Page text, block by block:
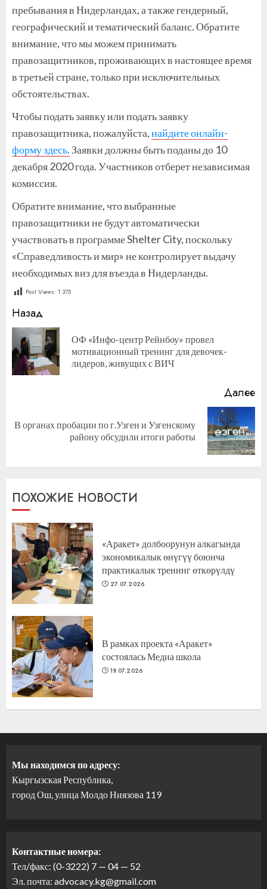
пребывания в Нидерландах, а также гендерный,
географический и тематический баланс. Обратите
внимание, что мы можем принимать
правозащитников, проживающих в настоящее время
в третьей стране, только при исключительных
обстоятельствах.
Чтобы подать заявку или подать заявку
правозащитника, пожалуйста,найдите онлайн-
форму здесь. Заявки должны быть поданы до 10
декабря 2020 года. Участников отберет независимая
комиссия.
Обратите внимание, что выбранные
правозащитники не будут автоматически
участвовать в программе Shelter City, поскольку
«Справедливость и мир» не контролирует выдачу
необходимых виз для въезда в Нидерланды.
Post Views: 1 375
Продолжить
чтение
Назад
ОФ «Инфо-центр Рейнбоу» провел
мотивационный тренинг для девочек-
лидеров, живущих с ВИЧ
Далее
Следующая
В органах пробации по г.Узген и Узгенскому
району обсудили итоги работы
ПОХОЖИЕ НОВОСТИ
«Аракет» долбоорунун алкагында
экономикалык өнүгүү боюнча
практикалык тренинг өткөрүлдү
27.07.2026
В рамках проекта «Аракет»
состоялась Медиа школа
19.07.2026
Мы находимся по адресу:
Кыргызская Республика,
город Ош, улица Молдо Ниязова 119
Контактные номера:
Тел/факс: (0-3222) 7 — 04 — 52
Эл. почта: advocacy.kg@gmail.com